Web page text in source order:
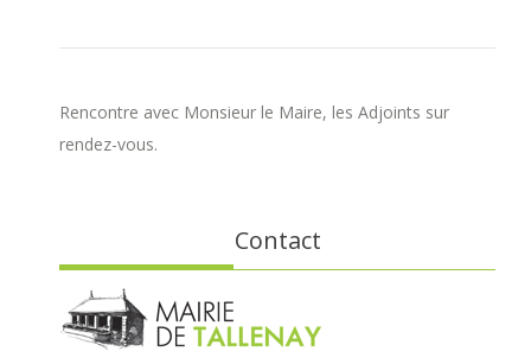
Rencontre avec Monsieur le Maire, les Adjoints sur
rendez-vous.
Contact